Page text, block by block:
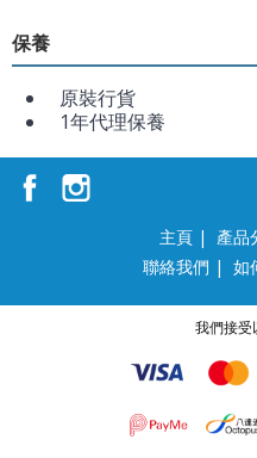
保養
原裝行貨
1年代理保養
主頁 | 產品
聯絡我們 | 如
我們接受